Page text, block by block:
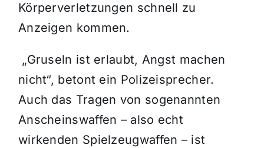
Körperverletzungen schnell zu
Anzeigen kommen.
„Gruseln ist erlaubt, Angst machen
nicht“, betont ein Polizeisprecher.
Auch das Tragen von sogenannten
Anscheinswaffen – also echt
wirkenden Spielzeugwaffen – ist